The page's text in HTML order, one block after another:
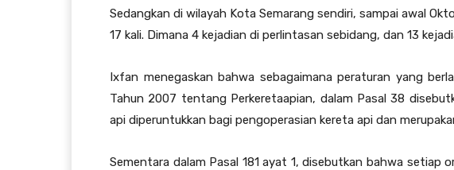
Sedangkan di wilayah Kota Semarang sendiri, sampai awal
17 kali. Dimana 4 kejadian di perlintasan sebidang, dan 13
Ixfan menegaskan bahwa sebagaimana peraturan yang
Tahun 2007 tentang Perkeretaapian, dalam Pasal 38
api diperuntukkan bagi pengoperasian kereta api dan
Sementara dalam Pasal 181 ayat 1, disebutkan bahwa setiap